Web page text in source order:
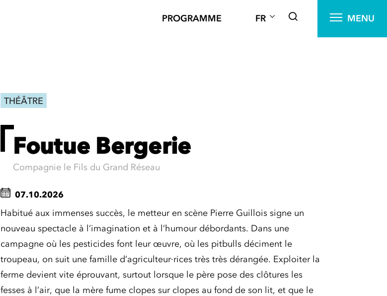
PROGRAMME FR MENU
THÉÂTRE
Foutue Bergerie
Compagnie le Fils du Grand Réseau
07.10.2026
Habitué aux immenses succès, le metteur en scène Pierre Guillois signe un
nouveau spectacle à l’imagination et à l’humour débordants. Dans une
campagne où les pesticides font leur œuvre, où les pitbulls déciment le
troupeau, on suit une famille d’agriculteur·rices très très dérangée. Exploiter la
ferme devient vite éprouvant, surtout lorsque le père pose des clôtures les
fesses à l’air, que la mère fume clopes sur clopes au fond de son lit, et que le